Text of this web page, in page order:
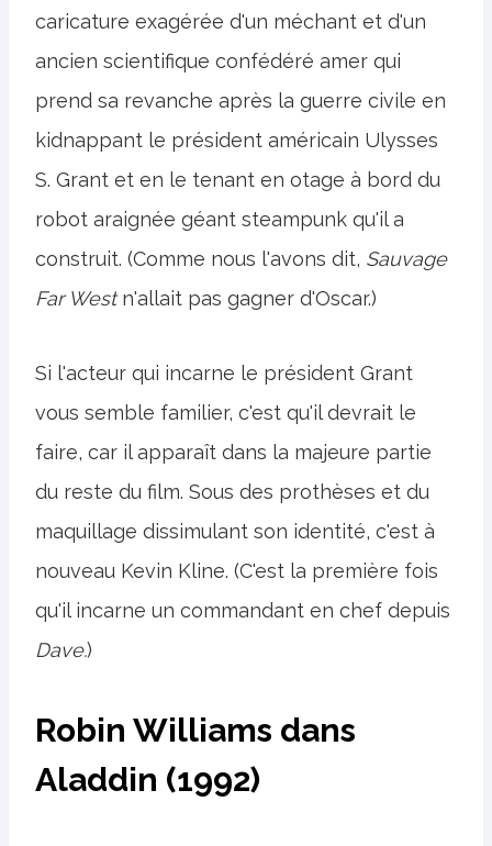
caricature exagérée d'un méchant et d'un
ancien scientifique confédéré amer qui
prend sa revanche après la guerre civile en
kidnappant le président américain Ulysses
S. Grant et en le tenant en otage à bord du
robot araignée géant steampunk qu'il a
construit. (Comme nous l'avons dit, Sauvage
Far Westn'allait pas gagner d'Oscar.)
Si l'acteur qui incarne le président Grant
vous semble familier, c'est qu'il devrait le
faire, car il apparaît dans la majeure partie
du reste du film. Sous des prothèses et du
maquillage dissimulant son identité, c'est à
nouveau Kevin Kline. (C'est la première fois
qu'il incarne un commandant en chef depuis
Dave.)
Robin Williams dans
Aladdin (1992)